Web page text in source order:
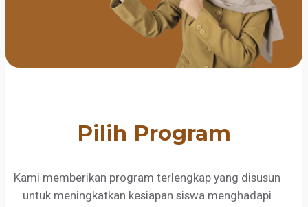
Pilih Program
Kami memberikan program terlengkap yang disusun
untuk meningkatkan kesiapan siswa menghadapi